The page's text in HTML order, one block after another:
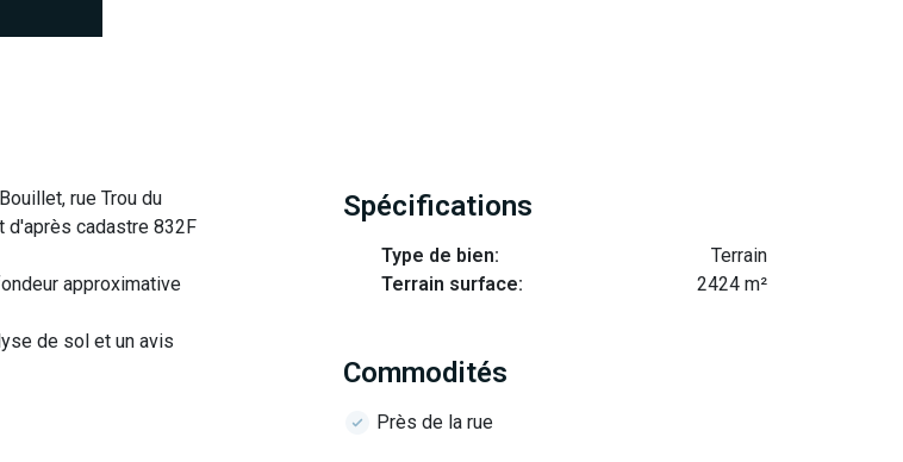
rue Trou du
d'après cadastre 832F
approximative
de sol et un avis
Spécifications
Type de bien:
Terrain
Terrain surface:
2424 m²
Commodités
Près de la rue